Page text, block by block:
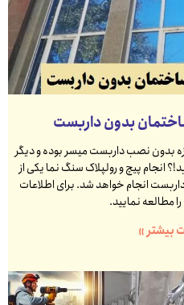
بدون داربست
بدون نصب داربست میسر بوده و دیگر
انجام پیچ و رولپلاک سنگ نما یکی از
انجام خواهد شد. برای اطلاعات
مطالعه نمایید.
بیشتر »